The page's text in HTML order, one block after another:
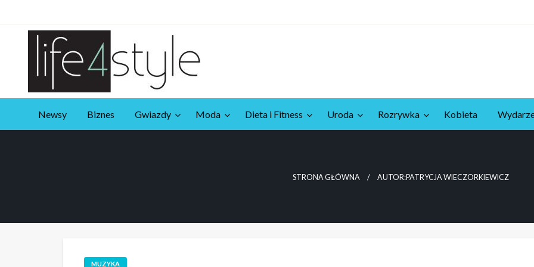
do
life4style.pl
Newsy Biznes Gwiazdy Moda Dieta i Fitness Uroda Rozrywka Kobieta
STRONA GŁÓWNA AUTOR:PATRYCJA WIECZORKIEWICZ
MUZYKA